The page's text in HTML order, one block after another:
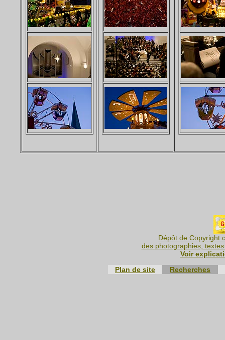
Dépôt de Copyright
des photographies,
Voir
Plan de site
Recherches